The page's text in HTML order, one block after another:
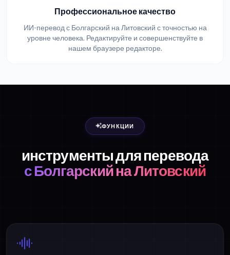
Профессиональное качество
ИИ-перевод с Болгарский на Литовский с точностью на
уровне человека. Редактируйте и совершенствуйте в
нашем браузере редакторе.
ФУНКЦИИ
инструменты для перевода
с Болгарский на Литовский